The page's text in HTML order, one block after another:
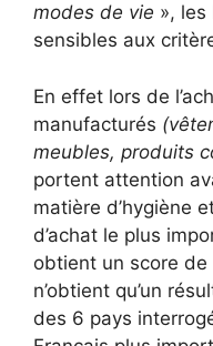
modes de vie », les
sensibles aux
En effet lors de
manufacturés
meubles, produits
portent attention
matière d’hygiène
d’achat le plus
obtient un score de
n’obtient qu’un
des 6 pays